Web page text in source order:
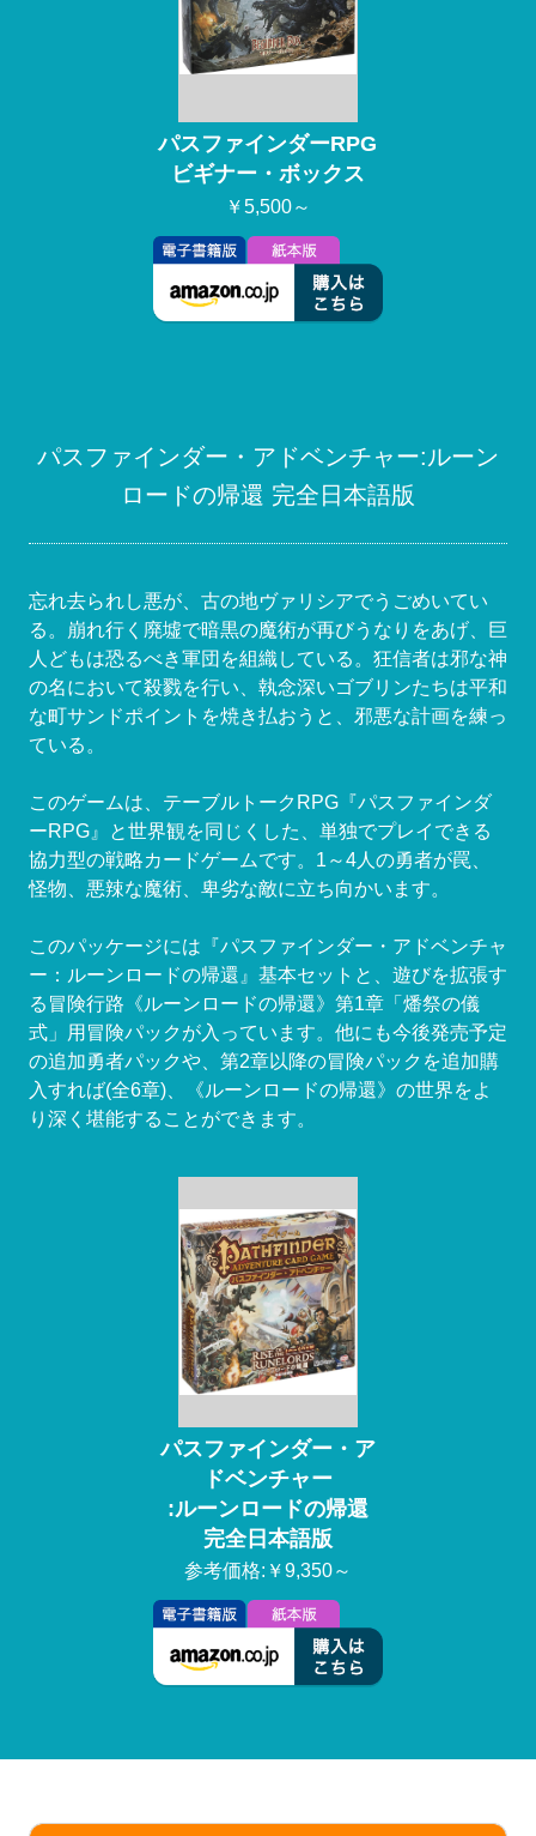
パスファインダーRPG
ビギナー・ボックス
￥5,500～
パスファインダー・アドベンチャー:ルーン
ロードの帰還 完全日本語版
忘れ去られし悪が、古の地ヴァリシアでうごめいてい
る。崩れ行く廃墟で暗黒の魔術が再びうなりをあげ、巨
人どもは恐るべき軍団を組織している。狂信者は邪な神
の名において殺戮を行い、執念深いゴブリンたちは平和
な町サンドポイントを焼き払おうと、邪悪な計画を練っ
ている。
このゲームは、テーブルトークRPG『パスファインダ
ーRPG』と世界観を同じくした、単独でプレイできる
協力型の戦略カードゲームです。1～4人の勇者が罠、
怪物、悪辣な魔術、卑劣な敵に立ち向かいます。
このパッケージには『パスファインダー・アドベンチャ
ー：ルーンロードの帰還』基本セットと、遊びを拡張す
る冒険行路《ルーンロードの帰還》第1章「燔祭の儀
式」用冒険パックが入っています。他にも今後発売予定
の追加勇者パックや、第2章以降の冒険パックを追加購
入すれば(全6章)、《ルーンロードの帰還》の世界をよ
り深く堪能することができます。
パスファインダー・ア
ドベンチャー
:ルーンロードの帰還
完全日本語版
参考価格:￥9,350～